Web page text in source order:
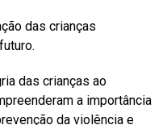
das crianças
das crianças ao
a importância
da violência e